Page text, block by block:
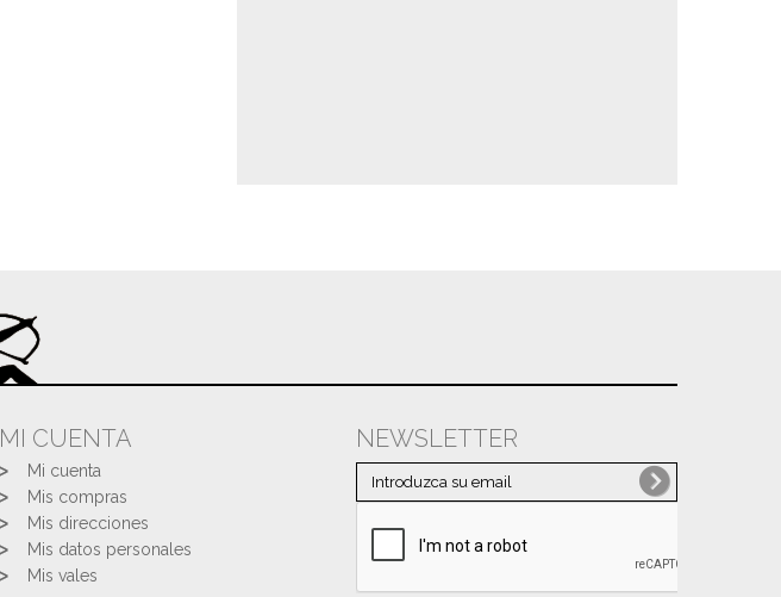
MI CUENTA
Mi cuenta
Mis compras
Mis direcciones
Mis datos personales
Mis vales
NEWSLETTER